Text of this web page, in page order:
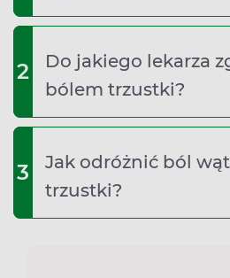
2
Do jakiego lekarza
bólem trzustki?
3
Jak odróżnić ból
trzustki?